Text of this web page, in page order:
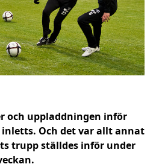
och uppladdningen inför
inletts. Och det var allt annat
trupp ställdes inför under
.